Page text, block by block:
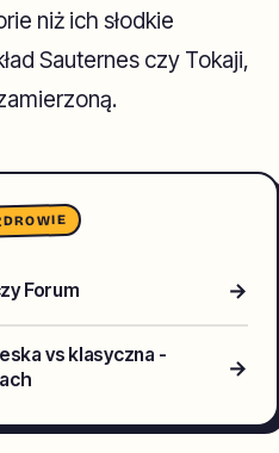
niż ich słodkie
Sauternes czy Tokaji,
Forum →
vs klasyczna -
→